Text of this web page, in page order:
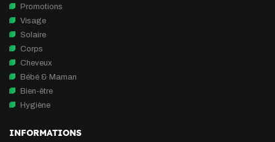
Promotions
Visage
Solaire
Corps
Cheveux
Bébé & Maman
Bien-être
Hygiène
INFORMATIONS